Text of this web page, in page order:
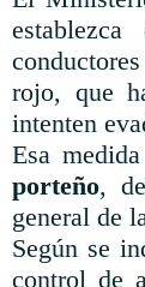
rojo, que
intenten
Esa
porteño,
general de
Según se
control de